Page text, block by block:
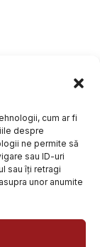
cum ar fi
despre
ne permite să
sau ID-uri
sau îți retragi
unor anumite
Site creat de